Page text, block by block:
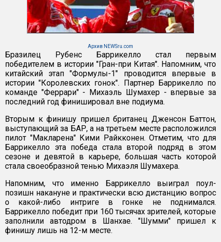
Архив NEWSru.com
Бразилец Рубенс Баррикелло стал первым
победителем в истории "Гран-при Китая". Напомним, что
китайский этап "Формулы-1" проводится впервые в
истории "Королевских гонок". Партнер Баррикелло по
команде "Феррари" - Михаэль Шумахер - впервые за
последний год финишировал вне подиума.
Вторым к финишу пришел британец Дженсон Баттон,
выступающий за БАР, а на третьем месте расположился
пилот "Макларена" Кими Райкконен. Отметим, что для
Баррикелло эта победа стала второй подряд в этом
сезоне и девятой в карьере, большая часть которой
стала своеобразной тенью Михаэля Шумахера.
Напомним, что именно Баррикелло выиграл поул-
позишн накануне и практически всю дистанцию вопрос
о какой-либо интриге в гонке не поднимался.
Баррикелло победит при 160 тысячах зрителей, которые
заполнили автодром в Шанхае. "Шумми" пришел к
финишу лишь на 12-м месте.